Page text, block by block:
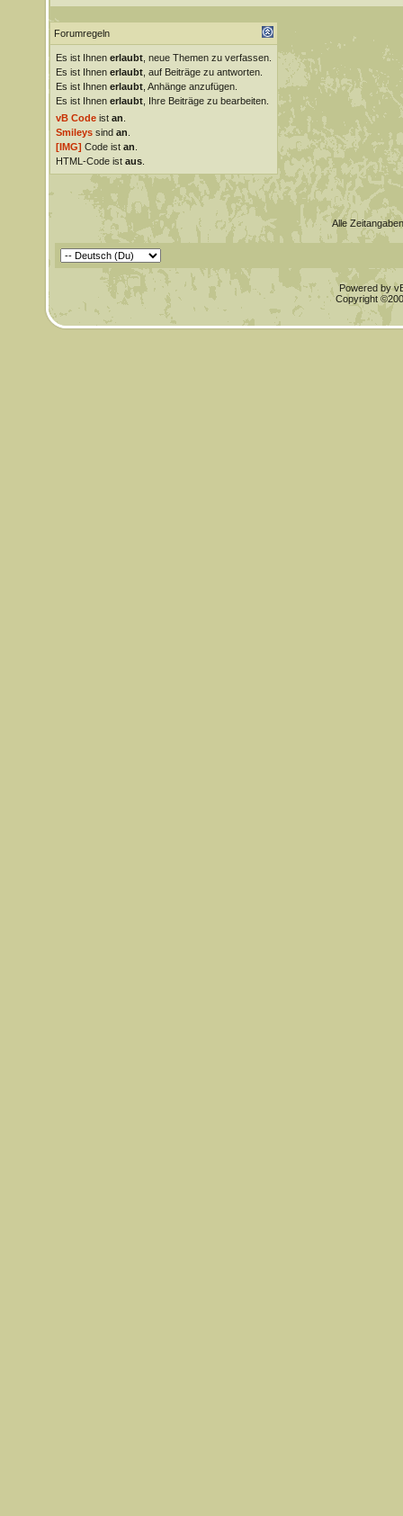
Forumregeln
Es ist Ihnen erlaubt, neue Themen zu verfassen.
Es ist Ihnen erlaubt, auf Beiträge zu antworten.
Es ist Ihnen erlaubt, Anhänge anzufügen.
Es ist Ihnen erlaubt, Ihre Beiträge zu bearbeiten.
vB Codeist an
Smileyssind an
[IMG] Code ist an
HTML-Code ist aus.
Alle
Powered by
Copyright